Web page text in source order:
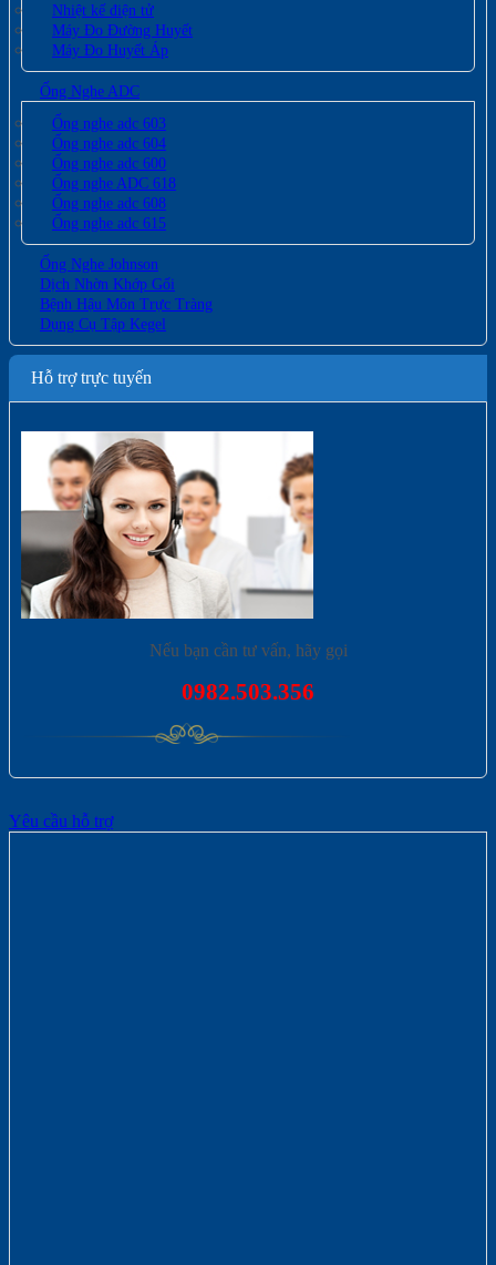
Nhiệt kế điện tử
Máy Đo Đường Huyết
Máy Đo Huyết Áp
Ống Nghe ADC
Ống nghe adc 603
Ống nghe adc 604
Ống nghe adc 600
Ống nghe ADC 618
Ống nghe adc 608
Ống nghe adc 615
Ống Nghe Johnson
Dịch Nhờn Khớp Gối
Bệnh Hậu Môn Trực Tràng
Dụng Cụ Tập Kegel
Hỗ trợ trực tuyến
Nếu bạn cần tư vấn, hãy gọi
0982.503.356
Yêu cầu hỗ trợ